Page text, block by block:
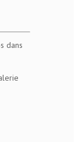
dans